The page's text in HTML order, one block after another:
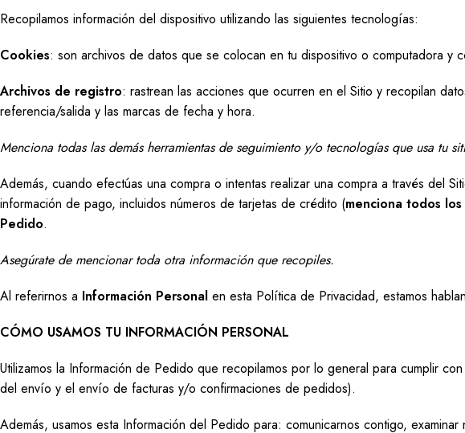
Recopilamos información del dispositivo utilizando las siguientes tecnologías:
Cookies: son archivos de datos que se colocan en tu dispositivo o computadora y
Archivos de registro: rastrean las acciones que ocurren en el Sitio y recopilan
referencia/salida y las marcas de fecha y hora.
Menciona todas las demás herramientas de seguimiento y/o tecnologías que usa tu
Además, cuando efectúas una compra o intentas realizar una compra a través del
información de pago, incluidos números de tarjetas de crédito (menciona todos
Pedido.
Asegúrate de mencionar toda otra información que recopiles.
Al referirnos a Información Personal en esta Política de Privacidad, estamos
CÓMO USAMOS TU INFORMACIÓN PERSONAL
Utilizamos la Información de Pedido que recopilamos por lo general para cumplir
del envío y el envío de facturas y/o confirmaciones de pedidos).
Además, usamos esta Información del Pedido para: comunicarnos contigo,